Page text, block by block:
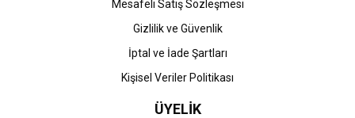
Mesafeli Satış Sözleşmesi
Gizlilik ve Güvenlik
İptal ve İade Şartları
Kişisel Veriler Politikası
ÜYELİK